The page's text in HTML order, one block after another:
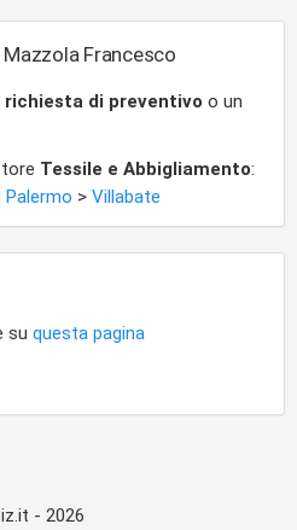
Francesco
richiesta di preventivo o un
Tessile e Abbigliamento:
Palermo > Villabate
su questa pagina
- 2026